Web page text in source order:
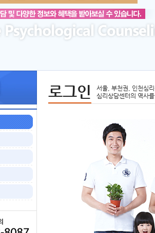
로그인
서울, 부천권, 인천심
심리상담센터의 역사